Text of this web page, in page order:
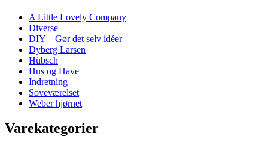
A Little Lovely Company
Diverse
DIY – Gør det selv idéer
Dyberg Larsen
Hübsch
Hus og Have
Indretning
Soveværelset
Weber hjørnet
Varekategorier